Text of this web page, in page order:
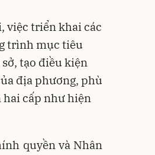
việc triển khai các
trình mục tiêu
tạo điều kiện
địa phương, phù
cấp như hiện
quyền và Nhân